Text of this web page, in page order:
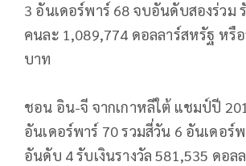
3 อันเดอร์พาร์ 68 จบอันดับสองร่วม
คนละ 1,089,774 ดอลลาร์สหรัฐ หรื
บาท
ชอน อิน-จี จากเกาหลีใต้ แชมป์ปี
อันเดอร์พาร์ 70 รวมสี่วัน 6 อันเดอร์
อันดับ 4 รับเงินรางวัล 581,535 ดอล